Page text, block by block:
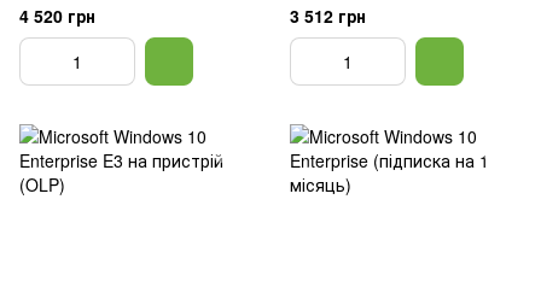
4 520 грн 3 512 грн